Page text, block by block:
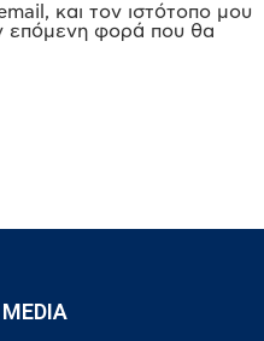
και τον ιστότοπο μου
επόμενη φορά που θα